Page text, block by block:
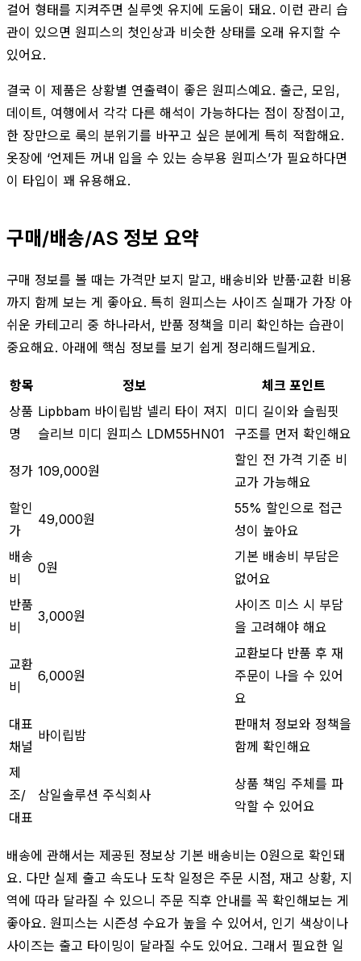
걸어 형태를 지켜주면 실루엣 유지에 도움이 돼요. 이런 관리 습
관이 있으면 원피스의 첫인상과 비슷한 상태를 오래 유지할 수
있어요.
결국 이 제품은 상황별 연출력이 좋은 원피스예요. 출근, 모임,
데이트, 여행에서 각각 다른 해석이 가능하다는 점이 장점이고,
한 장만으로 룩의 분위기를 바꾸고 싶은 분에게 특히 적합해요.
옷장에 ‘언제든 꺼내 입을 수 있는 승부용 원피스’가 필요하다면
이 타입이 꽤 유용해요.
구매/배송/AS 정보 요약
구매 정보를 볼 때는 가격만 보지 말고, 배송비와 반품·교환 비용
까지 함께 보는 게 좋아요. 특히 원피스는 사이즈 실패가 가장 아
쉬운 카테고리 중 하나라서, 반품 정책을 미리 확인하는 습관이
중요해요. 아래에 핵심 정보를 보기 쉽게 정리해드릴게요.
항목 정보
체크 포인트
상품
명
Lipbbam 바이립밤 넬리 타이 져지
슬리브 미디 원피스 LDM55HN01
미디 길이와 슬림핏
구조를 먼저 확인해요
정가 109,000원
할인 전 가격 기준 비
교가 가능해요
할인
가
49,000원
55% 할인으로 접근
성이 높아요
배송
비
0원
기본 배송비 부담은
없어요
반품
비
3,000원
사이즈 미스 시 부담
을 고려해야 해요
교환
비
6,000원
교환보다 반품 후 재
주문이 나을 수 있어
요
대표
채널
바이립밤
판매처 정보와 정책을
함께 확인해요
제
조/
대표
삼일솔루션 주식회사
상품 책임 주체를 파
악할 수 있어요
배송에 관해서는 제공된 정보상 기본 배송비는 0원으로 확인돼
요. 다만 실제 출고 속도나 도착 일정은 주문 시점, 재고 상황, 지
역에 따라 달라질 수 있으니 주문 직후 안내를 꼭 확인해보는 게
좋아요. 원피스는 시즌성 수요가 높을 수 있어서, 인기 색상이나
사이즈는 출고 타이밍이 달라질 수도 있어요. 그래서 필요한 일